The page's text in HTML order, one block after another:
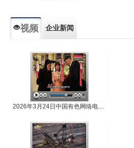
视频 企业新闻
2026年3月24日中国有色网络电视新闻